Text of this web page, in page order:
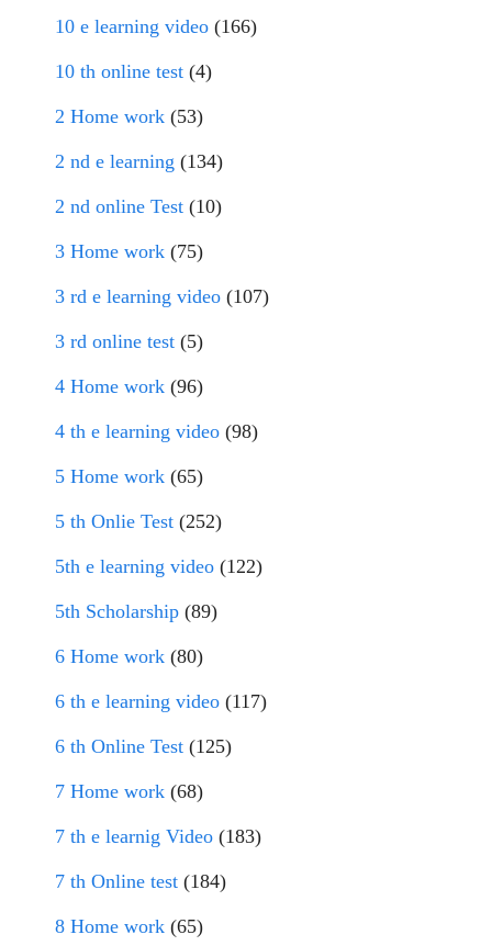
10 e learning video (166)
10 th online test (4)
2 Home work (53)
2 nd e learning (134)
2 nd online Test (10)
3 Home work (75)
3 rd e learning video (107)
3 rd online test (5)
4 Home work (96)
4 th e learning video (98)
5 Home work (65)
5 th Onlie Test (252)
5th e learning video (122)
5th Scholarship (89)
6 Home work (80)
6 th e learning video (117)
6 th Online Test (125)
7 Home work (68)
7 th e learnig Video (183)
7 th Online test (184)
8 Home work (65)